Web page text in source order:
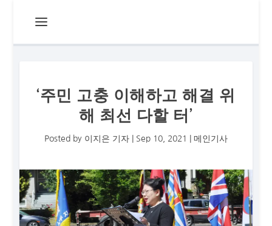
‘주민 고충 이해하고 해결 위
해 최선 다할 터’
Posted by 이지은 기자| Sep 10, 2021 메인기사